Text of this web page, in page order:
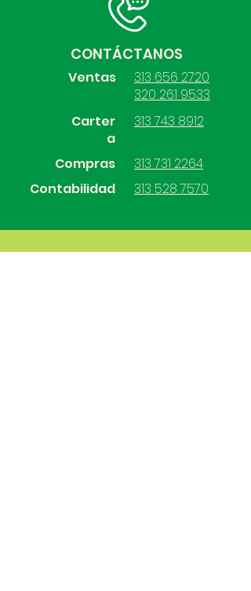
CONTÁCTANOS
Ventas
313 656 2720
320 261 9533
Carter
a
Compras
Contabilidad
313 743 8912
313 731 2264
313 528 7570